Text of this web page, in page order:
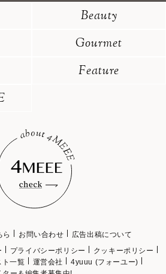
Beauty
Gourmet
Feature
ら お問い合わせ
広告出稿について
プライバシーポリシー
クッキーポリシー
ト一覧
運営会社
4yuuu (フォーユー)